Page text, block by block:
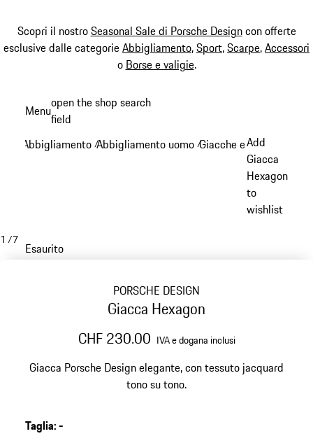
Scopri il nostroSeasonal Sale di Porsche Designcon offerte
esclusive dalle categorieAbbigliamento,Sport,Scarpe,Accessori
o Borse e valigie.
principale
Menuopen the shop search
field
Abbigliamento /Abbigliamento uomo /Giacche e cappotti
Add
Giacca
Hexagon
to
wishlist
1 /7
Esaurito
PORSCHE DESIGN
Giacca Hexagon
CHF 230.00 IVA e dogana inclusi
Giacca Porsche Design elegante, con tessuto jacquard
tono su tono.
Taglia:-